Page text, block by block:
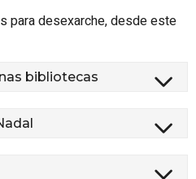
para desexarche, desde este
bibliotecas